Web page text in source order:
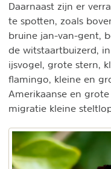
Daarnaast zijn er
te spotten, zoals
bruine jan-van-gent,
de witstaartbuizerd,
ijsvogel, grote stern,
flamingo, kleine en
Amerikaanse en
migratie kleine